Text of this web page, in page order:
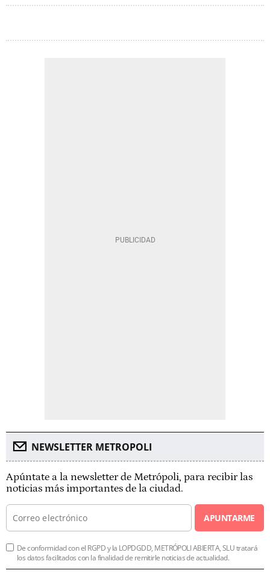
NEWSLETTER METROPOLI
Apúntate a la newsletter de Metrópoli, para recibir las
noticias más importantes de la ciudad.
APUNTARME
De conformidad con el RGPD y la LOPDGDD, METRÓPOLI ABIERTA, SLU tratará
los datos facilitados con la finalidad de remitirle noticias de actualidad.